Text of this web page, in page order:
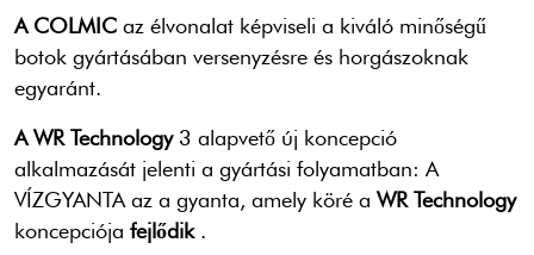
A COLMIC az élvonalat képviseli a kiváló minőségű
botok gyártásában versenyzésre és horgászoknak
egyaránt.
A WR Technology3 alapvető új koncepció
alkalmazását jelenti a gyártási folyamatban: A
VÍZGYANTA az a gyanta, amely köré aWR Technology
koncepciója fejlődik.